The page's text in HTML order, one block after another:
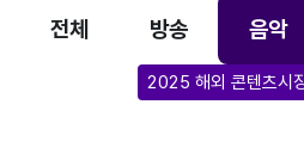
전체 방송 음악
2025 해외 콘텐츠시